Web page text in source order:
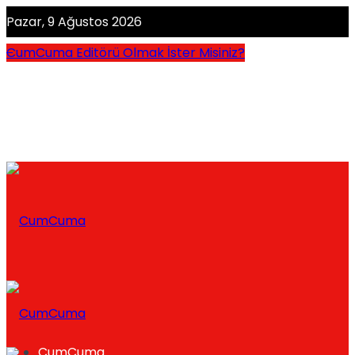
Pazar, 9 Ağustos 2026
CumCuma Editörü Olmak İster Misiniz?